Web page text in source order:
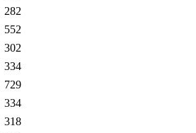
282
552
302
334
729
334
318